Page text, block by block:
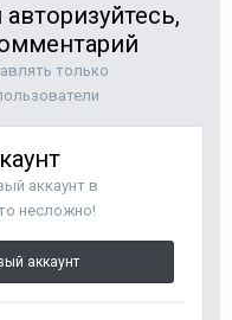
только
аккаунт в
несложно!
аккаунт